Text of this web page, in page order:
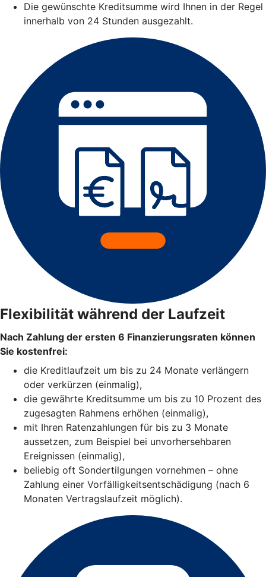
Die gewünschte Kreditsumme wird Ihnen in der Regel
innerhalb von 24 Stunden ausgezahlt.
Flexibilität während der Laufzeit
Nach Zahlung der ersten 6 Finanzierungsraten können
Sie kostenfrei:
die Kreditlaufzeit um bis zu 24 Monate verlängern
oder verkürzen (einmalig),
die gewährte Kreditsumme um bis zu 10 Prozent des
zugesagten Rahmens erhöhen (einmalig),
mit Ihren Ratenzahlungen für bis zu 3 Monate
aussetzen, zum Beispiel bei unvorhersehbaren
Ereignissen (einmalig),
beliebig oft Sondertilgungen vornehmen – ohne
Zahlung einer Vorfälligkeitsentschädigung (nach 6
Monaten Vertragslaufzeit möglich).